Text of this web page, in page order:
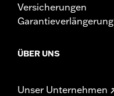
Versicherungen
Garantieverlängerung
ÜBER UNS
Unser Unternehmen